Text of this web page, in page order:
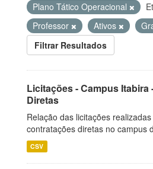
Plano Tático Operacional
Professor
Ativos
Filtrar Resultados
Licitações - Campus Itabira
Diretas
Relação das licitações
contratações diretas no campus
CSV